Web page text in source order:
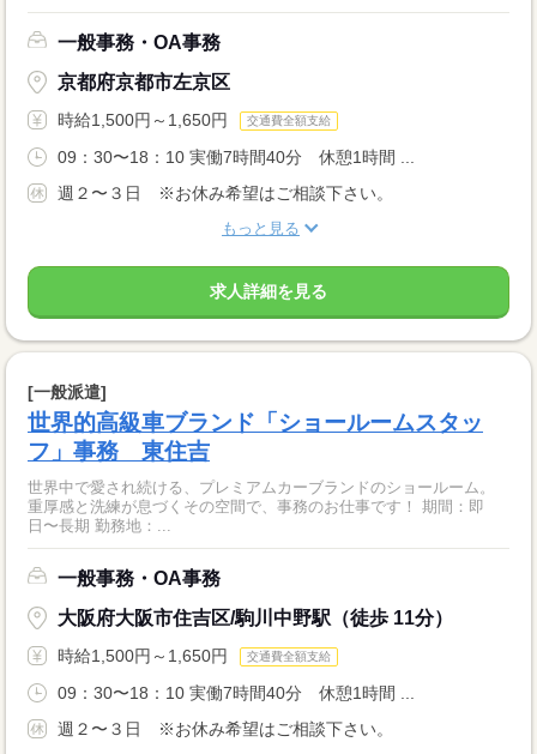
一般事務・OA事務
京都府京都市左京区
時給1,500円～1,650円 交通費全額支給
09：30〜18：10 実働7時間40分 休憩1時間 ...
週２〜３日 ※お休み希望はご相談下さい。
もっと見る
求人詳細を見る
[一般派遣]
世界的高級車ブランド「ショールームスタッ
フ」事務 東住吉
世界中で愛され続ける、プレミアムカーブランドのショールーム。
重厚感と洗練が息づくその空間で、事務のお仕事です！ 期間：即
日〜長期 勤務地：...
一般事務・OA事務
大阪府大阪市住吉区/駒川中野駅（徒歩 11分）
時給1,500円～1,650円 交通費全額支給
09：30〜18：10 実働7時間40分 休憩1時間 ...
週２〜３日 ※お休み希望はご相談下さい。